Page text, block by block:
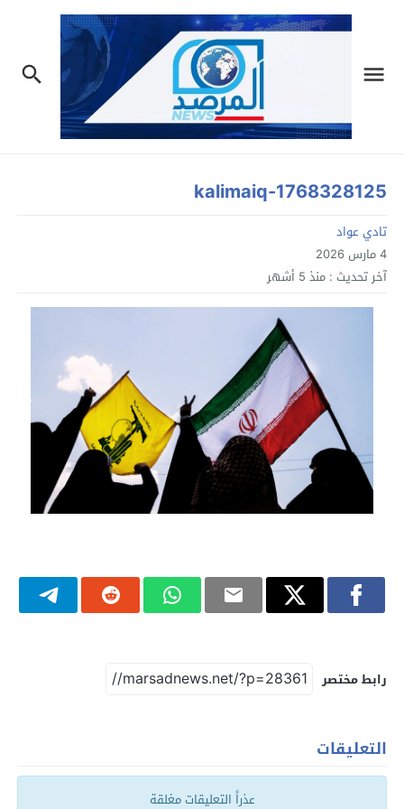
kalimaiq-1768328125
تادي عواد
4 مارس 2026
آخر تحديث : منذ 5 أشهر
رابط مختصر
التعليقات
عذراً التعليقات مغلقة